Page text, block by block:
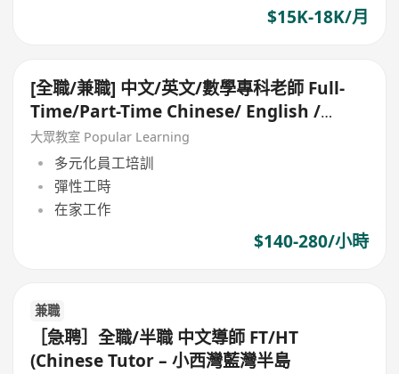
$15K-18K/月
[全職/兼職] 中文/英文/數學專科老師 Full-
Time/Part-Time Chinese/ English /
Math Teacher – 將軍澳
大眾教室 Popular Learning
多元化員工培訓
彈性工時
在家工作
$140-280/小時
兼職
［急聘］全職/半職 中文導師 FT/HT
(Chinese Tutor – 小西灣藍灣半島